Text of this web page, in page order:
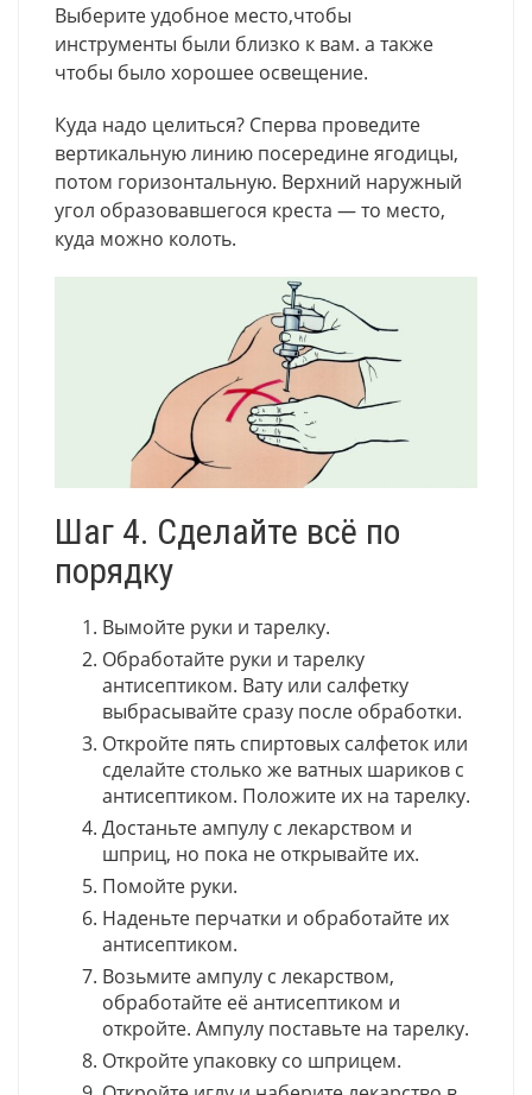
Выберите удобное место,чтобы
инструменты были близко к вам. а также
чтобы было хорошее освещение.
Куда надо целиться? Сперва проведите
вертикальную линию посередине ягодицы,
потом горизонтальную. Верхний наружный
угол образовавшегося креста — то место,
куда можно колоть.
Шаг 4. Сделайте всё по
порядку
Вымойте руки и тарелку.
Обработайте руки и тарелку
антисептиком. Вату или салфетку
выбрасывайте сразу после обработки.
Откройте пять спиртовых салфеток или
сделайте столько же ватных шариков с
антисептиком. Положите их на тарелку.
Достаньте ампулу с лекарством и
шприц, но пока не открывайте их.
Помойте руки.
Наденьте перчатки и обработайте их
антисептиком.
Возьмите ампулу с лекарством,
обработайте её антисептиком и
откройте. Ампулу поставьте на тарелку.
Откройте упаковку со шприцем.